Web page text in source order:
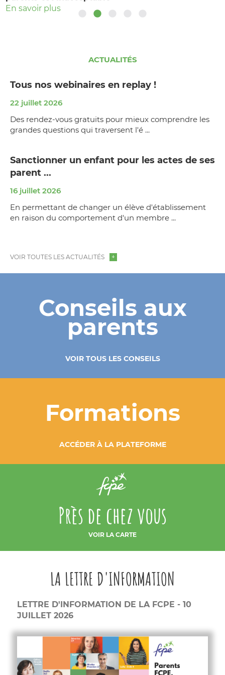
En savoir plus
ACTUALITÉS
Tous nos webinaires en replay !
22 juillet 2026
Des rendez-vous gratuits pour mieux comprendre les
grandes questions qui traversent l'é ...
Sanctionner un enfant pour les actes de ses
parent ...
16 juillet 2026
En permettant de changer un élève d'établissement
en raison du comportement d'un membre ...
VOIR TOUTES LES ACTUALITÉS
Conseils aux
parents
VOIR TOUS LES CONSEILS
Formations
ACCÉDER À LA PLATEFORME
Près de chez vous
VOIR LA CARTE
LA LETTRE D'INFORMATION
LETTRE D'INFORMATION DE LA FCPE - 10
JUILLET 2026